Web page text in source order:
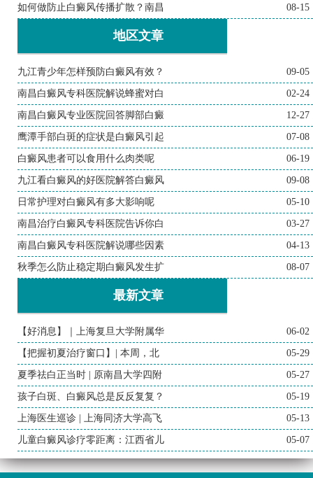
如何做防止白癜风传播扩散？南昌 08-15
地区文章
九江青少年怎样预防白癜风有效？ 09-05
南昌白癜风专科医院解说蜂蜜对白 02-24
南昌白癜风专业医院回答脚部白癜 12-27
鹰潭手部白斑的症状是白癜风引起 07-08
白癜风患者可以食用什么肉类呢 06-19
九江看白癜风的好医院解答白癜风 09-08
日常护理对白癜风有多大影响呢 05-10
南昌治疗白癜风专科医院告诉你白 03-27
南昌白癜风专科医院解说哪些因素 04-13
秋季怎么防止稳定期白癜风发生扩 08-07
最新文章
【好消息】｜上海复旦大学附属华 06-02
【把握初夏治疗窗口】| 本周，北 05-29
夏季祛白正当时 | 原南昌大学四附 05-27
孩子白斑、白癜风总是反反复复？ 05-19
上海医生巡诊 | 上海同济大学高飞 05-13
儿童白癜风诊疗零距离：江西省儿 05-07